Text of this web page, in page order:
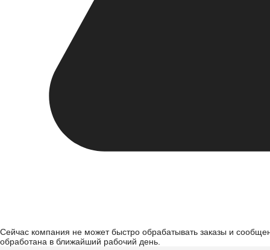
Сейчас компания не может быстро обрабатывать заказы и
обработана в ближайший рабочий день.